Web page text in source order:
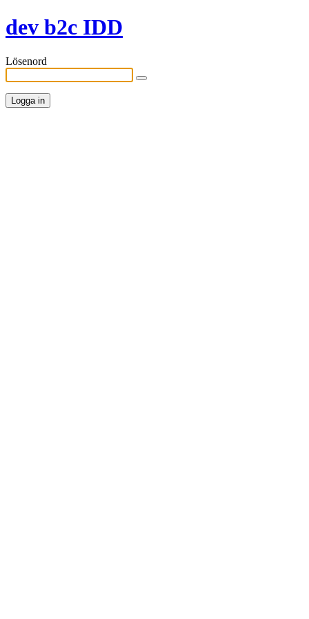
dev b2c IDD
Lösenord